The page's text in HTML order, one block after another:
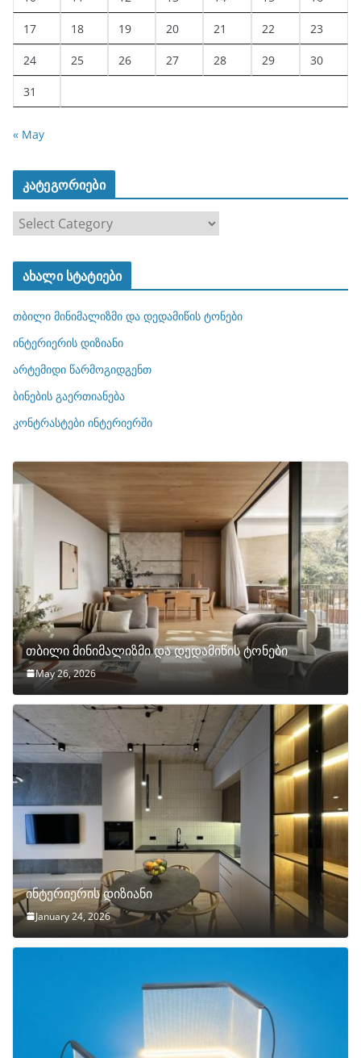
17 18 19 20 21 22 23
24 25 26 27 28 29 30
31
« May
კატეგორიები
ტ
ო
რ
ბ
ი
ახალი სტატიები
თბილი მინიმალიზმი და დედამიწის ტონები
ინტერიერის დიზიანი
არტემიდი წარმოგიდგენთ
ბინების გაერთიანება
კონტრასტები ინტერიერში
თბილი მინიმალიზმი და დედამიწის ტონები
May 26, 2026
ინტერიერის დიზიანი
January 24, 2026